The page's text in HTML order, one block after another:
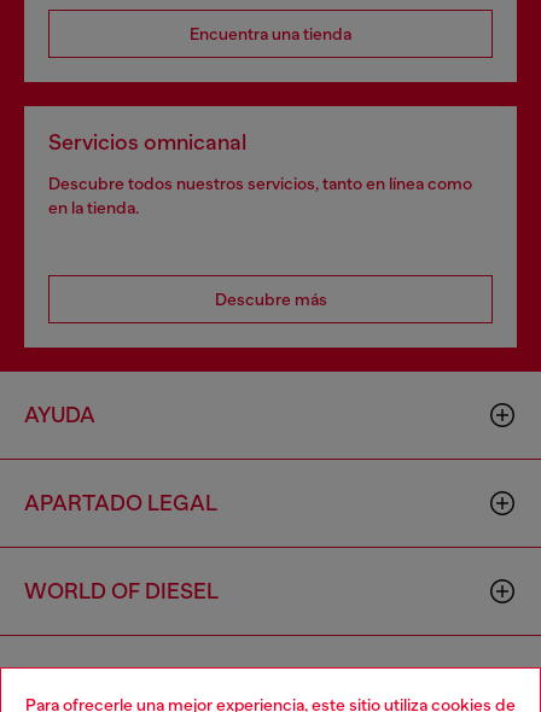
Para ofrecerle una mejor experiencia, este sitio utiliza cookies de
Encuentra una tienda
Servicios omnicanal
Descubre todos nuestros servicios, tanto en línea como
en la tienda.
Descubre más
AYUDA
APARTADO LEGAL
WORLD OF DIESEL